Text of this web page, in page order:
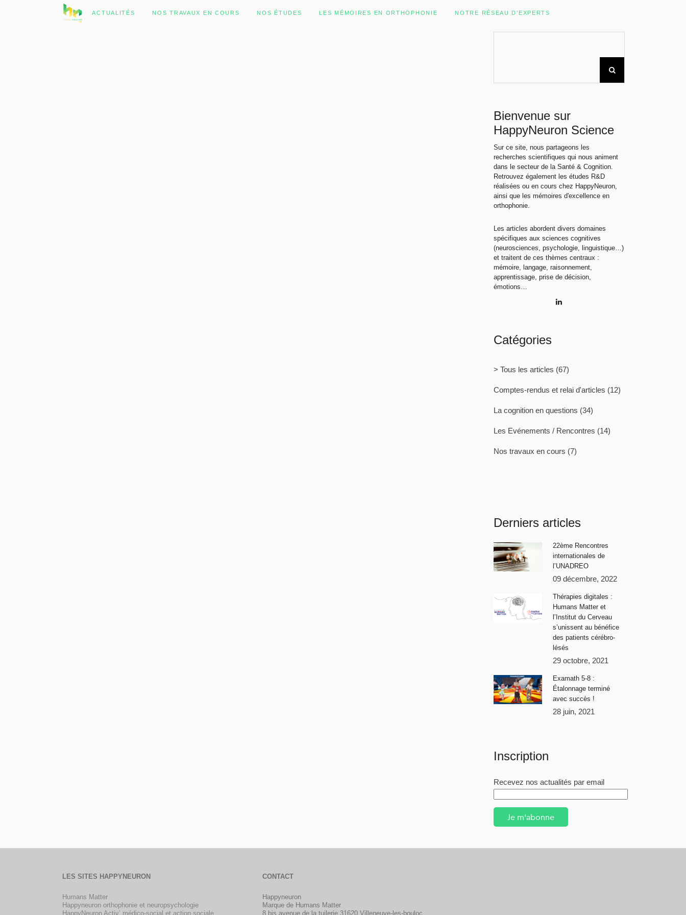
ACTUALITÉS NOS TRAVAUX EN COURS NOS ÉTUDES LES MÉMOIRES EN ORTHOPHONIE NOTRE RÉSEAU D’EXPERTS
No posts were found.
Rechercher sur le site
Bienvenue sur
HappyNeuron Science
Sur ce site, nous partageons les
recherches scientifiques qui nous animent
dans le secteur de la Santé & Cognition.
Retrouvez également les études R&D
réalisées ou en cours chez HappyNeuron,
ainsi que les mémoires d'excellence en
orthophonie.
Les articles abordent divers domaines
spécifiques aux sciences cognitives
(neurosciences, psychologie, linguistique…)
et traitent de ces thèmes centraux :
mémoire, langage, raisonnement,
apprentissage, prise de décision,
émotions…
Catégories
> Tous les articles (67)
Comptes-rendus et relai d'articles (12)
La cognition en questions (34)
Les Evénements / Rencontres (14)
Nos travaux en cours (7)
Derniers articles
22ème Rencontres
internationales de
l’UNADREO
09 décembre, 2022
Thérapies digitales :
Humans Matter et
l’Institut du Cerveau
s’unissent au bénéfice
des patients cérébro-
lésés
29 octobre, 2021
Examath 5-8 :
Étalonnage terminé
avec succès !
28 juin, 2021
Inscription
Recevez nos actualités par email
Je m'abonne
LES SITES HAPPYNEURON
Humans Matter
Happyneuron orthophonie et neuropsychologie
HappyNeuron Activ’ médico-social et action sociale
CONTACT
Happyneuron
Marque de Humans Matter
8 bis avenue de la tuilerie 31620 Villeneuve-les-bouloc